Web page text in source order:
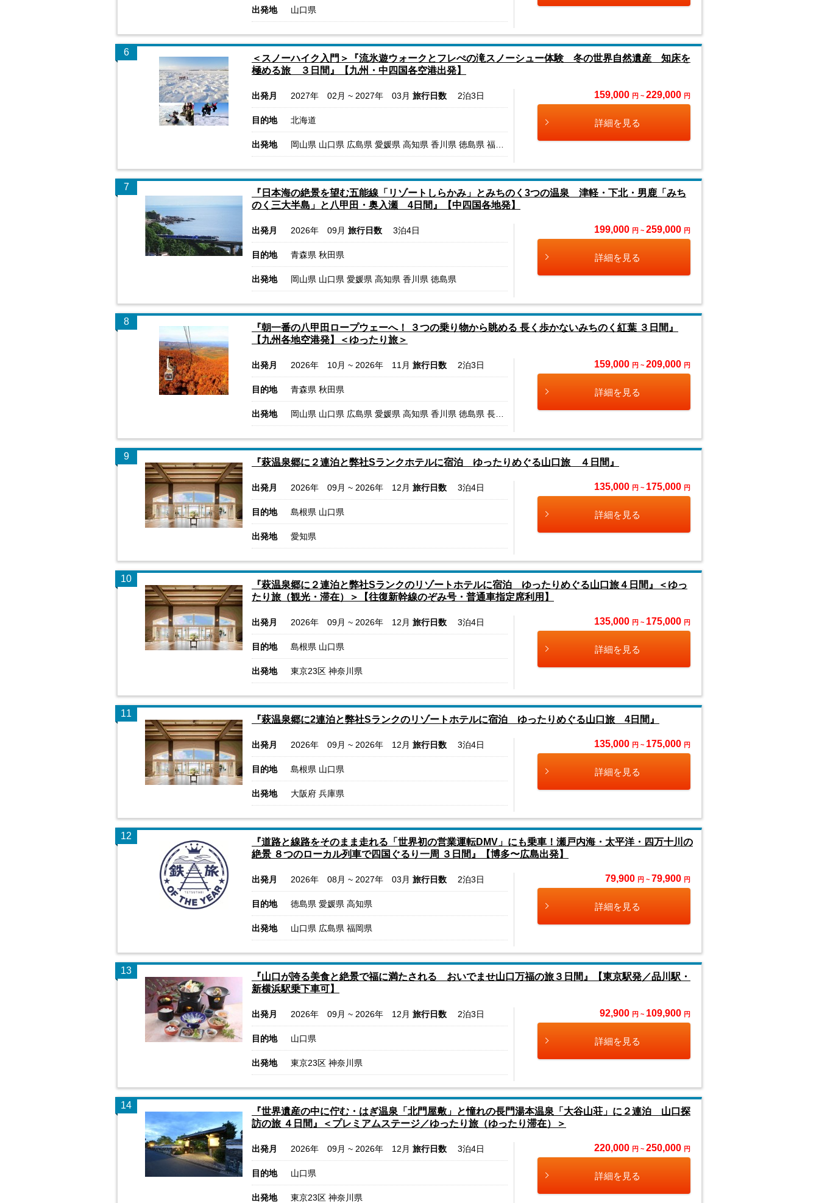
出発地 山口県
6
＜スノーハイク入門＞『流氷遊ウォークとフレぺの滝スノーシュー体験 冬の世界自然遺産 知床を
極める旅 ３日間』【九州・中四国各空港出発】
出発月 2027年 02月 ~ 2027年 03月 旅行日数 2泊3日
目的地 北海道
出発地
159,000 円 ~ 229,000 円
詳細を見る
7
『日本海の絶景を望む五能線「リゾートしらかみ」とみちのく3つの温泉 津軽・下北・男鹿「みち
のく三大半島」と八甲田・奥入瀬 4日間』【中四国各地発】
出発月 2026年 09月 旅行日数 3泊4日
目的地 青森県 秋田県
出発地 岡山県 山口県 愛媛県 高知県 香川県 徳島県
199,000 円 ~ 259,000 円
詳細を見る
8
『朝一番の八甲田ロープウェーへ！ ３つの乗り物から眺める 長く歩かないみちのく紅葉 ３日間』
【九州各地空港発】＜ゆったり旅＞
出発月 2026年 10月 ~ 2026年 11月 旅行日数 2泊3日
目的地 青森県 秋田県
出発地
159,000 円 ~ 209,000 円
詳細を見る
9
『萩温泉郷に２連泊と弊社Sランクホテルに宿泊 ゆったりめぐる山口旅 ４日間』
出発月 2026年 09月 ~ 2026年 12月 旅行日数 3泊4日
目的地 島根県 山口県
出発地 愛知県
135,000 円 ~ 175,000 円
詳細を見る
10
『萩温泉郷に２連泊と弊社Sランクのリゾートホテルに宿泊 ゆったりめぐる山口旅４日間』＜ゆっ
たり旅（観光・滞在）＞【往復新幹線のぞみ号・普通車指定席利用】
出発月 2026年 09月 ~ 2026年 12月 旅行日数 3泊4日
目的地 島根県 山口県
出発地 東京23区 神奈川県
135,000 円 ~ 175,000 円
詳細を見る
11
『萩温泉郷に2連泊と弊社Sランクのリゾートホテルに宿泊 ゆったりめぐる山口旅 4日間』
出発月 2026年 09月 ~ 2026年 12月 旅行日数 3泊4日
目的地 島根県 山口県
出発地 大阪府 兵庫県
135,000 円 ~ 175,000 円
詳細を見る
12
『道路と線路をそのまま走れる「世界初の営業運転DMV」にも乗車！瀬戸内海・太平洋・四万十川の
絶景 ８つのローカル列車で四国ぐるり一周 ３日間』【博多〜広島出発】
出発月 2026年 08月 ~ 2027年 03月 旅行日数 2泊3日
目的地 徳島県 愛媛県 高知県
出発地 山口県 広島県 福岡県
79,900 円 ~ 79,900 円
詳細を見る
13
『山口が誇る美食と絶景で福に満たされる おいでませ山口万福の旅３日間』【東京駅発／品川駅・
新横浜駅乗下車可】
出発月 2026年 09月 ~ 2026年 12月 旅行日数 2泊3日
目的地 山口県
出発地 東京23区 神奈川県
92,900 円 ~ 109,900 円
詳細を見る
14
『世界遺産の中に佇む・はぎ温泉「北門屋敷」と憧れの長門湯本温泉「大谷山荘」に２連泊 山口探
訪の旅 ４日間』＜プレミアムステージ／ゆったり旅（ゆったり滞在）＞
出発月 2026年 09月 ~ 2026年 12月 旅行日数 3泊4日
目的地 山口県
出発地 東京23区 神奈川県
220,000 円 ~ 250,000 円
詳細を見る